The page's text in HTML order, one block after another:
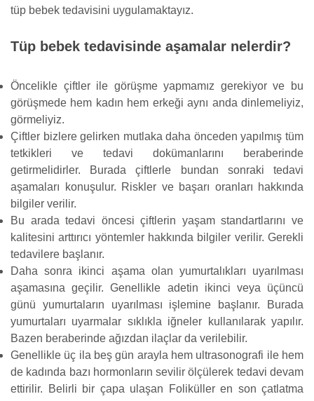
tüp bebek tedavisini uygulamaktayız.
Tüp bebek tedavisinde aşamalar nelerdir?
Öncelikle çiftler ile görüşme yapmamız gerekiyor ve bu
görüşmede hem kadın hem erkeği aynı anda dinlemeliyiz,
görmeliyiz.
Çiftler bizlere gelirken mutlaka daha önceden yapılmış tüm
tetkikleri ve tedavi dokümanlarını beraberinde
getirmelidirler. Burada çiftlerle bundan sonraki tedavi
aşamaları konuşulur. Riskler ve başarı oranları hakkında
bilgiler verilir.
Bu arada tedavi öncesi çiftlerin yaşam standartlarını ve
kalitesini arttırıcı yöntemler hakkında bilgiler verilir. Gerekli
tedavilere başlanır.
Daha sonra ikinci aşama olan yumurtalıkları uyarılması
aşamasına geçilir. Genellikle adetin ikinci veya üçüncü
günü yumurtaların uyarılması işlemine başlanır. Burada
yumurtaları uyarmalar sıklıkla iğneler kullanılarak yapılır.
Bazen beraberinde ağızdan ilaçlar da verilebilir.
Genellikle üç ila beş gün arayla hem ultrasonografi ile hem
de kadında bazı hormonların sevilir ölçülerek tedavi devam
ettirilir. Belirli bir çapa ulaşan Foliküller en son çatlatma